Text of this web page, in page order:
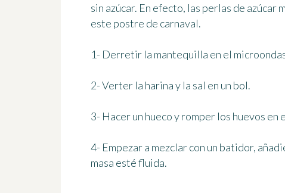
sin azúcar. En efecto, las perlas de
este postre de carnaval.
1- Derretir la mantequilla en el
2- Verter la harina y la sal en un bol.
3- Hacer un hueco y romper los huevos en
4- Empezar a mezclar con un batidor,
masa esté fluida.